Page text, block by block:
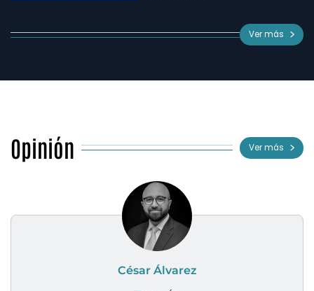
Ver más
Opinión Ver más
César Álvarez